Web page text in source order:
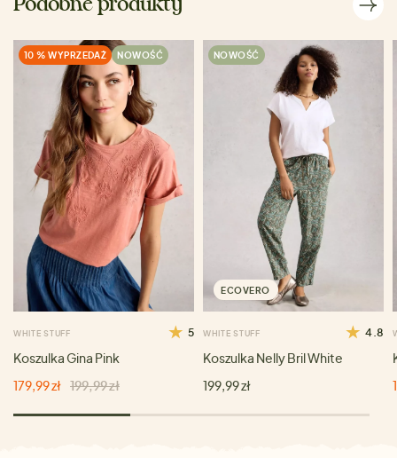
Podobne produkty
10 % WYPRZEDAŻ NOWOŚĆ
WHITE STUFF 5
Koszulka Gina Pink
179,99 zł 199,99 zł
NOWOŚĆ
ECOVERO
WHITE STUFF 4.8
Koszulka Nelly Bril White
199,99 zł